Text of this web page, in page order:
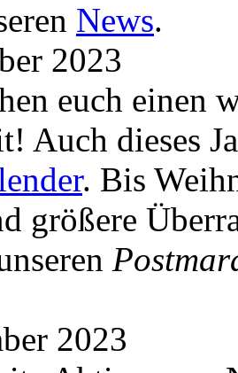
News.
2023
euch einen
Auch dieses
. Bis
größere
2023